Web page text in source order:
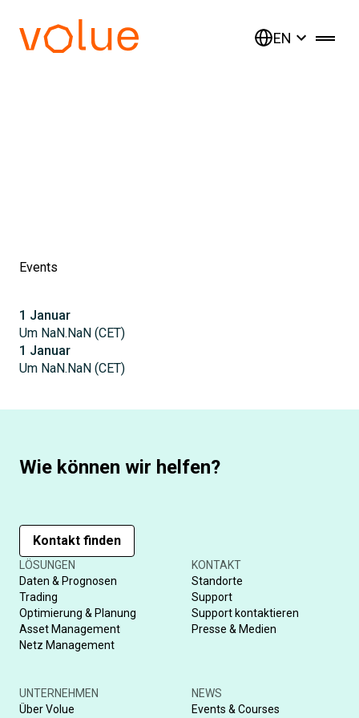
EN
Events
1 Januar
Um NaN.NaN (CET)
1 Januar
Um NaN.NaN (CET)
Wie können wir helfen?
Kontakt finden
LÖSUNGEN
Daten & Prognosen
Trading
Optimierung & Planung
Asset Management
Netz Management
KONTAKT
Standorte
Support
Support kontaktieren
Presse & Medien
UNTERNEHMEN
Über Volue
NEWS
Events & Courses